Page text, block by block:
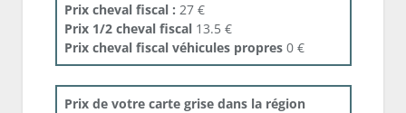
Prix cheval fiscal : 27 €
Prix 1/2 cheval fiscal 13.5 €
Prix cheval fiscal véhicules propres 0 €
Prix de votre carte grise dans la région